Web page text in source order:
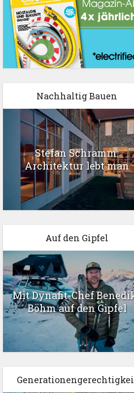
Nachhaltig Bauen
Stefan Schramm:
Architektur lebt man
Auf den Gipfel
Mit Dynafit-Chef
Böhm auf den Gipfel